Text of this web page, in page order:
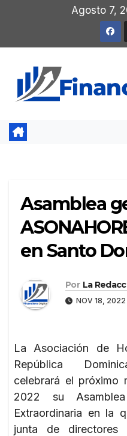
contenido
Agosto 7,
Asamblea
en Santo
Por La
NOV 18, 2022
La Asociación de
República
celebrará el próximo
2022 su
Extraordinaria en la
junta de